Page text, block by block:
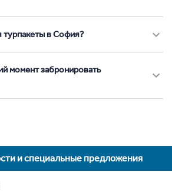
в София?
момент забронировать
и специальные предложения